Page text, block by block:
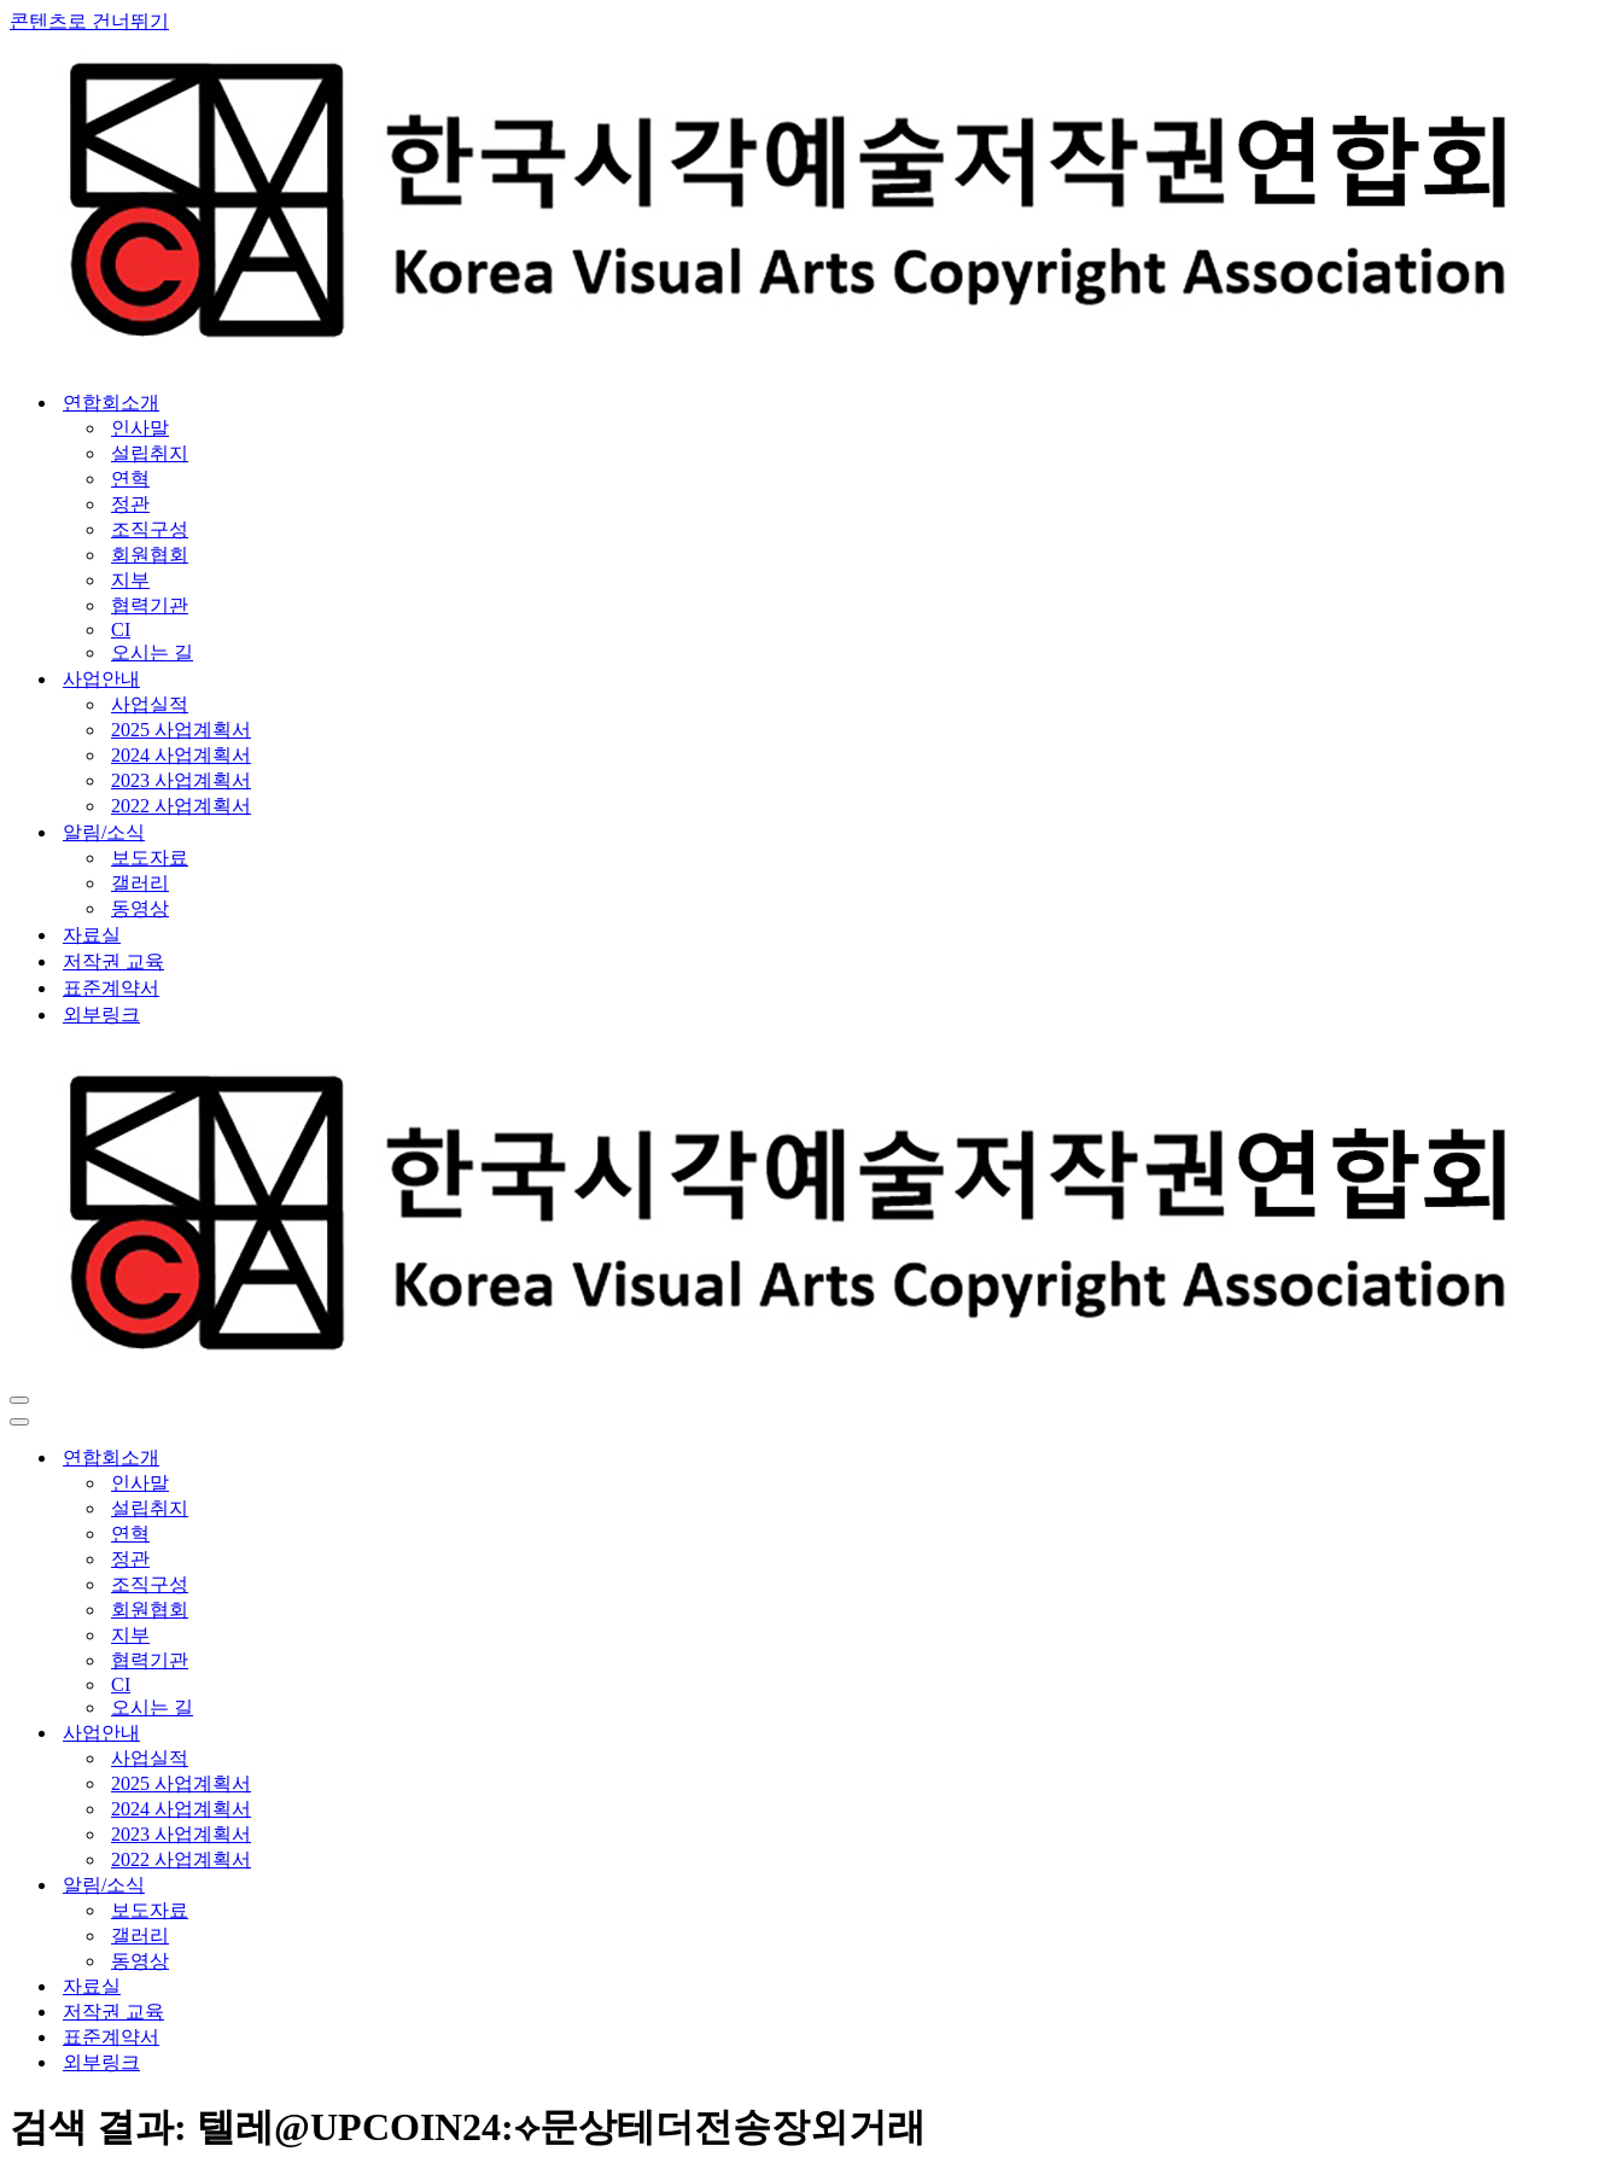
콘텐츠로 건너뛰기
연합회소개
인사말
설립취지
연혁
정관
조직구성
회원협회
지부
협력기관
CI
오시는 길
사업안내
사업실적
2025 사업계획서
2024 사업계획서
2023 사업계획서
2022 사업계획서
알림/소식
보도자료
갤러리
동영상
자료실
저작권 교육
표준계약서
외부링크
내
비
내
연합회소개
인사말
설립취지
연혁
정관
조직구성
회원협회
지부
협력기관
CI
오시는 길
사업안내
사업실적
2025 사업계획서
2024 사업계획서
2023 사업계획서
2022 사업계획서
알림/소식
보도자료
갤러리
동영상
자료실
저작권 교육
표준계약서
외부링크
검색 결과: 텔레@UPCOIN24:⟡문상테더전송장외거래